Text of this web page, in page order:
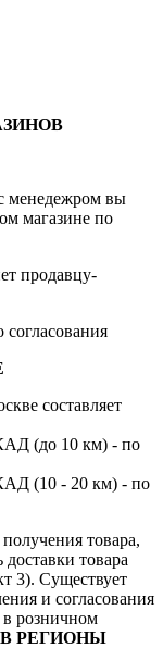
менедежром вы
магазине по
продавцу-
согласования
составляет
(до 10 км) - по
(10 - 20 км) - по
товара,
товара
3). Существует
и согласования
в розничном
РЕГИОНЫ